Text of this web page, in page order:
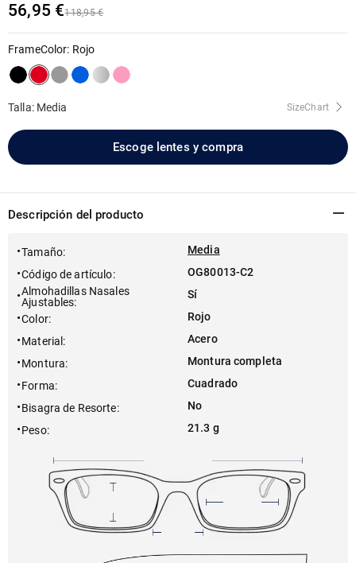
56,95 €118,95 €
FrameColor: Rojo
Talla: Media SizeChart
Escoge lentes y compra
Descripción del producto
Tamaño:
Media
Código de artículo:
OG80013-C2
Almohadillas Nasales
Ajustables:
Sí
Color:
Rojo
Material :
Acero
Montura:
Montura completa
Forma:
Cuadrado
Bisagra de Resorte:
No
Peso: 21.3 g